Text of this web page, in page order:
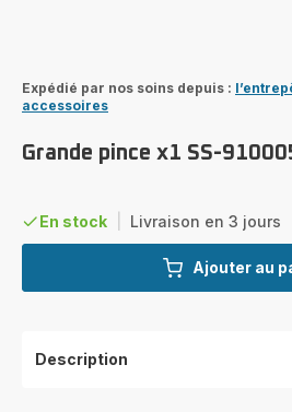
Expédié par nos soins depuis :
accessoires
Grande pince x1 SS-
En stock Livraison en 3 jours
Ajouter au
Description